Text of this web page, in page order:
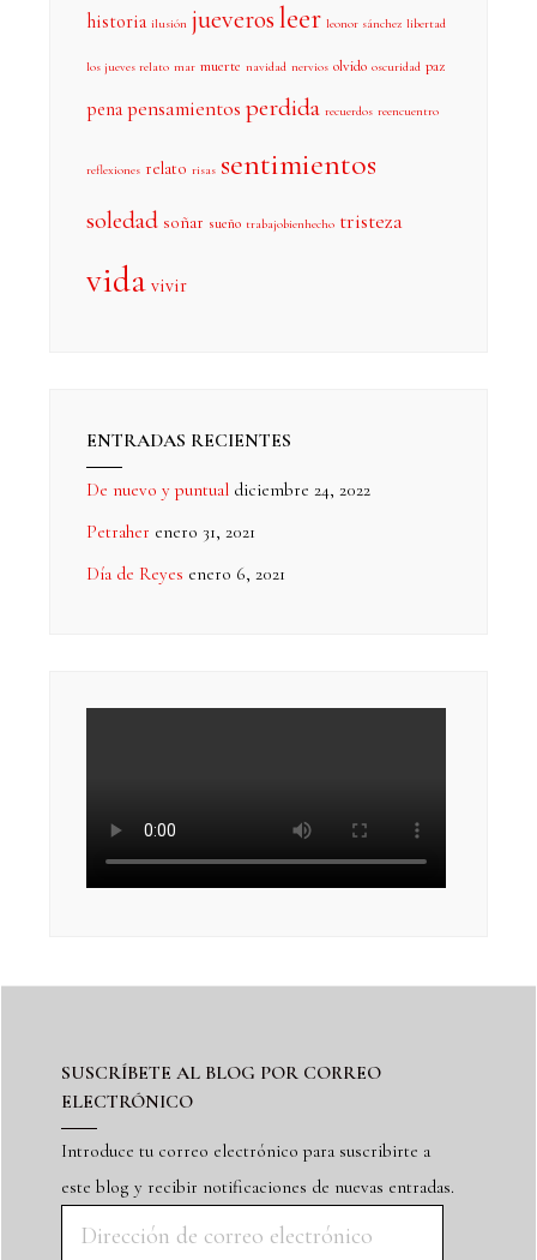
historia ilusión jueverosleer leonor sánchez libertad
los jueves relato mar muerte navidad nervios olvido oscuridad paz
pena pensamientos perdida recuerdos reencuentro
reflexiones relato risas sentimientos
soledad soñar sueño trabajobienhecho tristeza
vida vivir
ENTRADAS RECIENTES
De nuevo y puntual diciembre 24, 2022
Petraher enero 31, 2021
Día de Reyes enero 6, 2021
SUSCRÍBETE AL BLOG POR CORREO
ELECTRÓNICO
Introduce tu correo electrónico para suscribirte a
este blog y recibir notificaciones de nuevas entradas.